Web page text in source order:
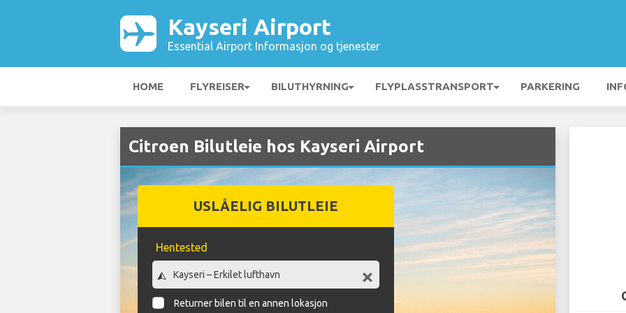
Kayseri Airport
Essential Airport Informasjon og tjenester
HOME FLYREISER BILUTHYRNING FLYPLASSTRANSPORT PARKERING
Citroen Bilutleie hos Kayseri Airport
USLÅELIG BILUTLEIE
Hentested
Returner bilen til en annen lokasjon